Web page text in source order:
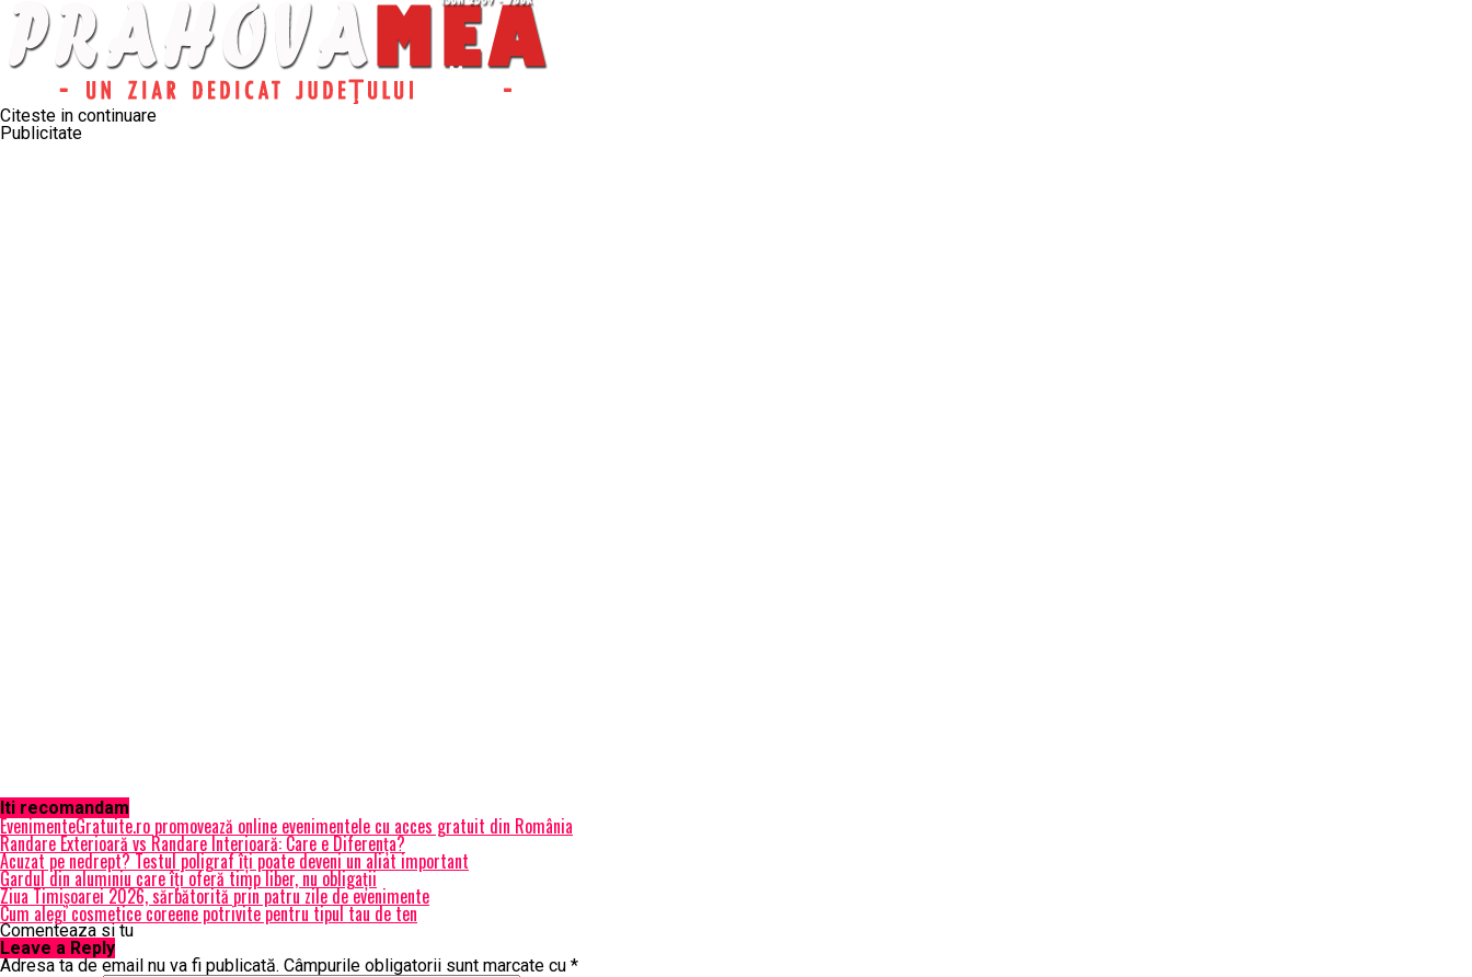
Citeste in continuare
Publicitate
Iti recomandam
EvenimenteGratuite.ro promovează online evenimentele cu acces gratuit din România
Randare Exterioară vs Randare Interioară: Care e Diferența?
Acuzat pe nedrept? Testul poligraf îţi poate deveni un aliat important
Gardul din aluminiu care îți oferă timp liber, nu obligații
Ziua Timișoarei 2026, sărbătorită prin patru zile de evenimente
Cum alegi cosmetice coreene potrivite pentru tipul tau de ten
Comenteaza si tu
Leave a Reply
Adresa ta de email nu va fi publicată. Câmpurile obligatorii sunt marcate cu *